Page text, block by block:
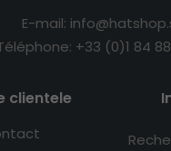
E-mail:
+33 (0)1 84
clientele